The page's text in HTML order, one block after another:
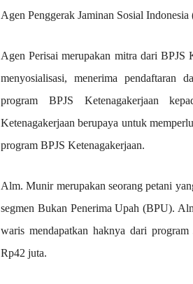
Agen Penggerak Jaminan Sosial Indonesia
Agen Perisai merupakan mitra dari BPJS
menyosialisasi, menerima pendaftaran
program BPJS Ketenagakerjaan
Ketenagakerjaan berupaya untuk
program BPJS Ketenagakerjaan.
Alm. Munir merupakan seorang petani
segmen Bukan Penerima Upah (BPU).
waris mendapatkan haknya dari program
Rp42 juta.